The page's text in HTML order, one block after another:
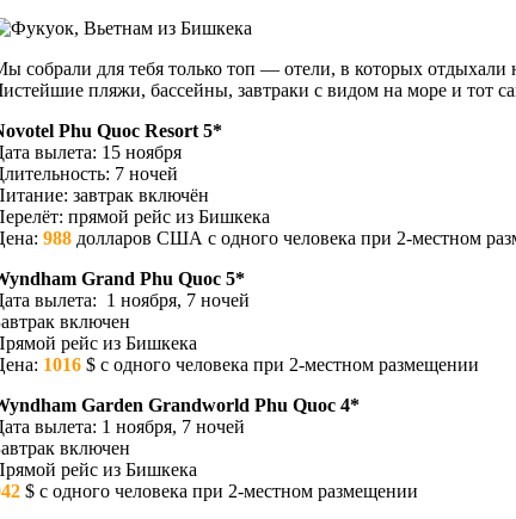
собрали для тебя только топ — отели, в которых
пляжи, бассейны, завтраки с видом на море и тот
Phu Quoc Resort 5*
вылета: 15 ноября
7 ночей
завтрак включён
прямой рейс из Бишкека
988 долларов США с одного человека при 2-местном
Grand Phu Quoc 5*
вылета: 1 ноября, 7 ночей
включен
рейс из Бишкека
1016 $ с одного человека при 2-местном размещении
Garden Grandworld Phu Quoc 4*
вылета: 1 ноября, 7 ночей
включен
рейс из Бишкека
$ с одного человека при 2-местном размещении